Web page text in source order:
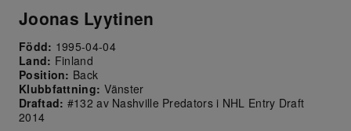
Joonas Lyytinen
Född: 1995-04-04
Land: Finland
Position: Back
Klubbfattning: Vänster
Draftad: #132 av Nashville Predators i NHL Entry Draft
2014